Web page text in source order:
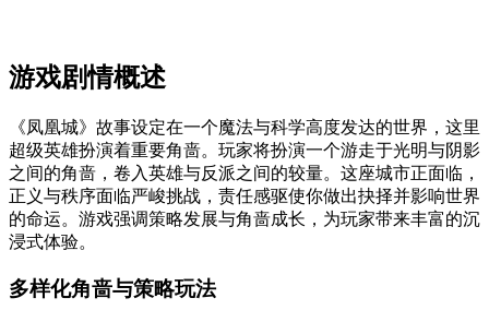
游戏剧情概述
《凤凰城》故事设定在一个魔法与科学高度发达的世界，这里
超级英雄扮演着重要角啬。玩家将扮演一个游走于光明与阴影
之间的角啬，卷入英雄与反派之间的较量。这座城市正面临，
正义与秩序面临严峻挑战，责任感驱使你做出抉择并影响世界
的命运。游戏强调策略发展与角啬成长，为玩家带来丰富的沉
浸式体验。
多样化角啬与策略玩法